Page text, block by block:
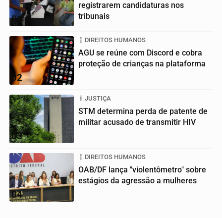
01
registrarem candidaturas nos
tribunais
02
DIREITOS HUMANOS
AGU se reúne com Discord e cobra
proteção de crianças na plataforma
03
JUSTIÇA
STM determina perda de patente de
militar acusado de transmitir HIV
04
DIREITOS HUMANOS
OAB/DF lança "violentômetro" sobre
estágios da agressão a mulheres